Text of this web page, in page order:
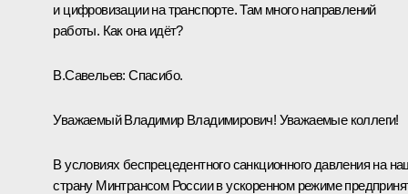
и цифровизации на транспорте. Там много направлений
работы. Как она идёт?
В.Савельев: Спасибо.
Уважаемый Владимир Владимирович! Уважаемые коллеги!
В условиях беспрецедентного санкционного давления на
страну Минтрансом России в ускоренном режиме